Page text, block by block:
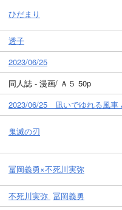
ひだまり
透子
2023/06/25
同人誌 - 漫画/ Ａ５ 50p
2023/06/25 凪いでゆれる風車
鬼滅の刃
冨岡義勇×不死川実弥
不死川実弥 冨岡義勇